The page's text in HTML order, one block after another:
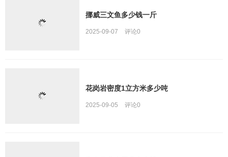
挪威三文鱼多少钱一斤
2025-09-07 评论0
花岗岩密度1立方米多少吨
2025-09-05 评论0